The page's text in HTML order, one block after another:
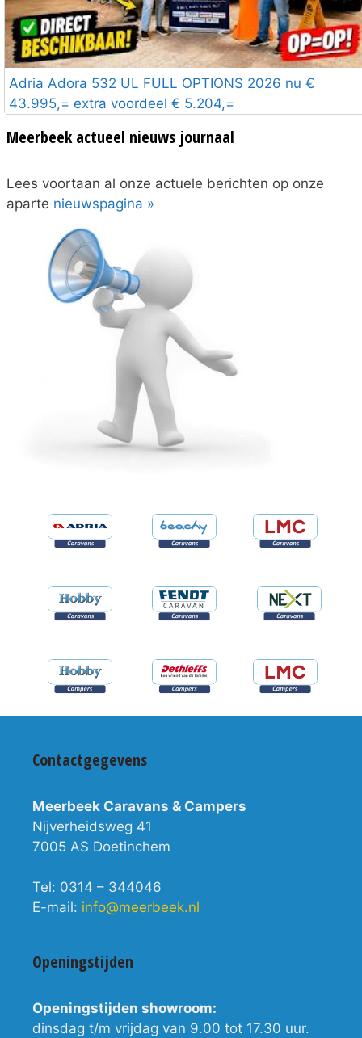
Adria Adora 532 UL FULL OPTIONS 2026 nu €
43.995,= extra voordeel € 5.204,=
Meerbeek actueel nieuws journaal
Lees voortaan al onze actuele berichten op onze
aparte nieuwspagina »
Contactgegevens
Meerbeek Caravans & Campers
Nijverheidsweg 41
7005 AS Doetinchem
Tel: 0314 – 344046
E-mail: info@meerbeek.nl
Openingstijden
Openingstijden showroom:
dinsdag t/m vrijdag van 9.00 tot 17.30 uur.